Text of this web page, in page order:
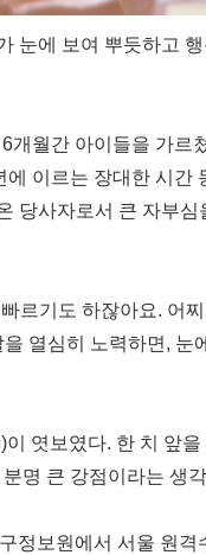
눈에 보여 뿌듯하고 행
월간 아이들을 가르
이르는 장대한 시간
당사자로서 큰 자부
르기도 하잖아요. 어
열심히 노력하면,
엿보였다. 한 치 앞
명 큰 강점이라는 생
보원에서 서울 원격